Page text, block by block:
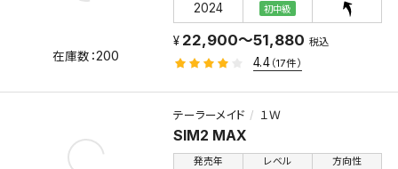
2024 初中級
200
22,900～51,880 税込
4.4（17件）
テーラーメイド １Ｗ
SIM2 MAX
発売年 レベル 方向性